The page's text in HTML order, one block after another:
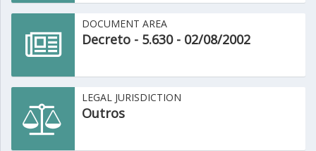
DOCUMENT AREA
Decreto - 5.630 - 02/08/2002
LEGAL JURISDICTION
Outros